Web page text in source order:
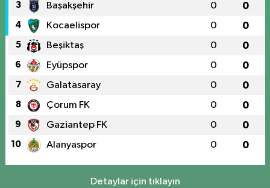
3 Başakşehir 0 0
4 Kocaelispor 0 0
5 Beşiktaş 0 0
6 Eyüpspor 0 0
7 Galatasaray 0 0
8 Çorum FK 0 0
9 Gaziantep FK 0 0
10 Alanyaspor 0 0
Detaylar için tıklayın